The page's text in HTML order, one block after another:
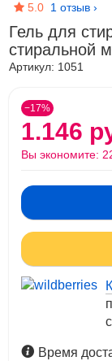
5.0 1 отзыв ›
Гель для
стиральной
Артикул: 1051
−17%
1.146
Вы экономите:
Время